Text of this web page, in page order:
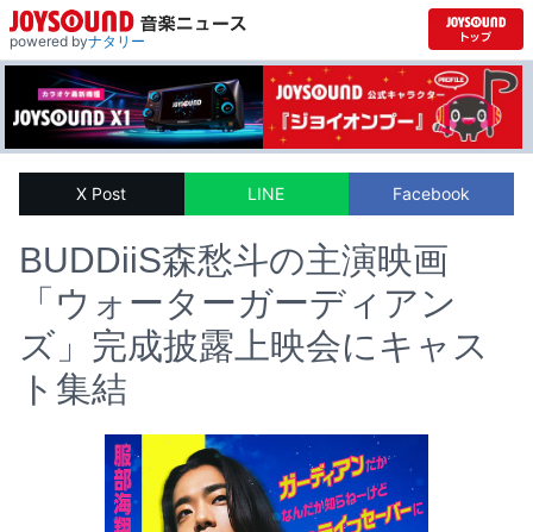
powered byナタリー
X Post LINE Facebook
BUDDiiS森愁斗の主演映画
「ウォーターガーディアン
ズ」完成披露上映会にキャス
ト集結